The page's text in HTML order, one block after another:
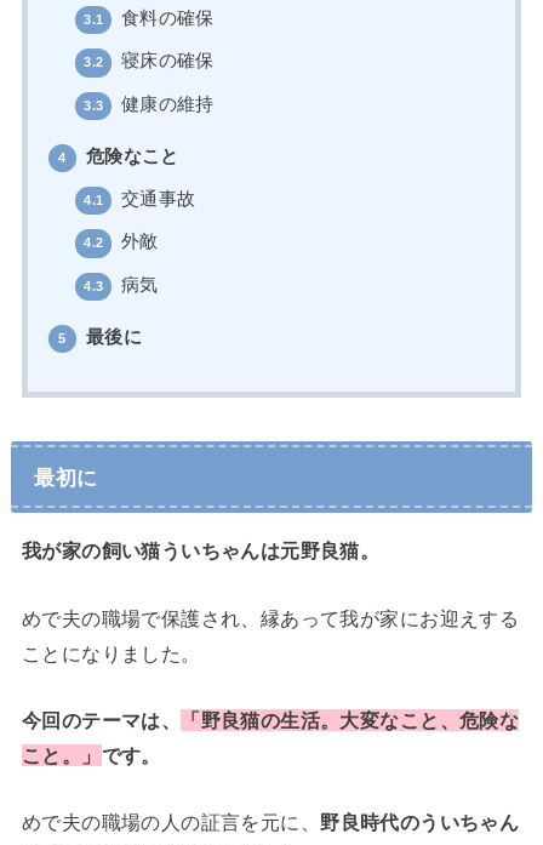
3.1 食料の確保
3.2 寝床の確保
3.3 健康の維持
4 危険なこと
4.1 交通事故
4.2 外敵
4.3 病気
5 最後に
最初に
我が家の飼い猫ういちゃんは元野良猫。
めで夫の職場で保護され、縁あって我が家にお迎えする
ことになりました。
今回のテーマは、
「野良猫の生活。大変なこと、危険な
こと。」 です。
めで夫の職場の人の証言を元に、 野良時代のういちゃん